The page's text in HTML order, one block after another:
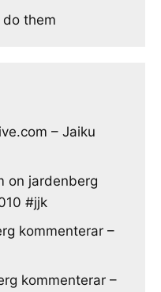
them
– Jaiku
on jardenberg
#jjk
kommenterar –
kommenterar –